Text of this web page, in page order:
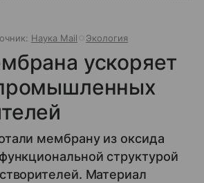
Наука Mail Экология
ускоряет
мембрану из оксида
структурой
Материал